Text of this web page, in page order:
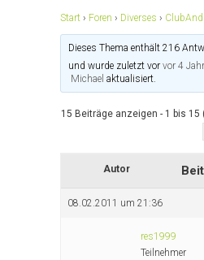
Start › Foren › Diverses ›
Dieses Thema enthält 216
und wurde zuletzt vorvor 4
Michael aktualisiert.
15 Beiträge anzeigen - 1 bis
Autor
08.02.2011 um 21:36
res1999
Teilnehmer